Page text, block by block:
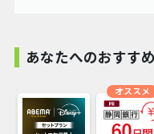
借料（利息）を得られる
【BitLending が選ばれ
1.少額から始められる
あなたへのおすす
オススメ